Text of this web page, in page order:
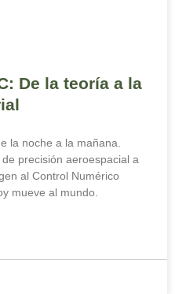
De la teoría a la
la noche a la mañana.
precisión aeroespacial a
al Control Numérico
mueve al mundo.